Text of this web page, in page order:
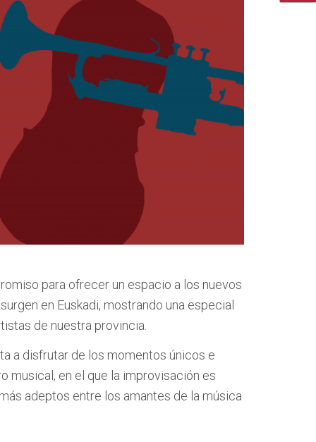
para ofrecer un espacio a los nuevos
en Euskadi, mostrando una especial
de nuestra provincia.
a disfrutar de los momentos únicos e
musical, en el que la improvisación es
adeptos entre los amantes de la música